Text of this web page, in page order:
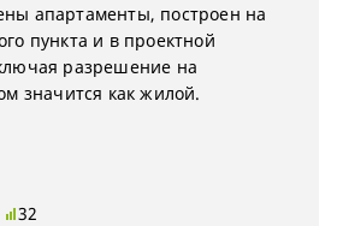
апартаменты, построен на
пункта и в проектной
разрешение на
значится как жилой.
32